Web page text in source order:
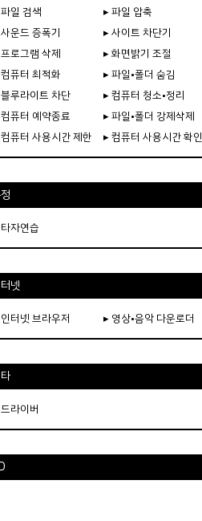
일 검색
▸ 파일 압축
운드 증폭기
▸ 사이트 차단기
로그램 삭제
▸ 화면밝기 조절
퓨터 최적화
▸ 파일•폴더 숨김
루라이트 차단
▸ 컴퓨터 청소•정리
퓨터 예약종료
▸ 파일•폴더 강제삭제
퓨터 사용시간 제한
▸ 컴퓨터 사용시간 확인
자연습
넷
터넷 브라우저 ▸ 영상•음악 다운로더
라이버